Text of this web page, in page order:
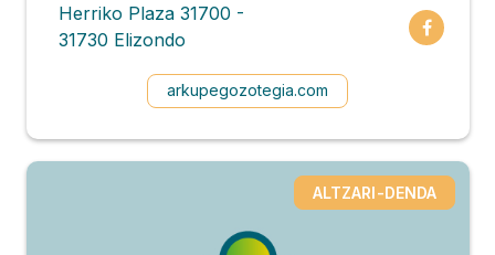
Herriko Plaza 31700 -
31730 Elizondo
arkupegozotegia.com
ALTZARI-DENDA